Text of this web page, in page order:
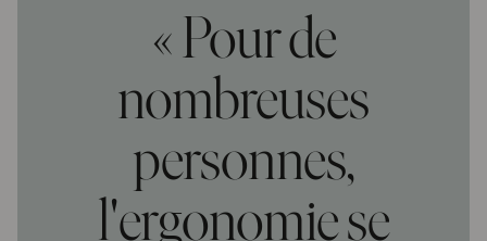
« Pour de
nombreuses
personnes,
l'ergonomie se